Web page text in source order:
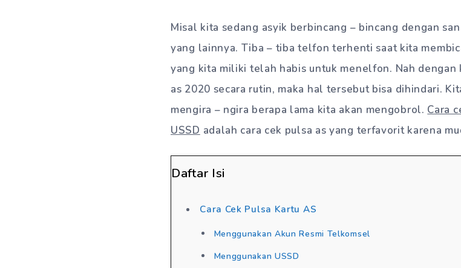
Misal kita sedang asyik berbincang – bincang dengan
yang lainnya. Tiba – tiba telfon terhenti saat kita
yang kita miliki telah habis untuk menelfon. Nah
as 2020 secara rutin, maka hal tersebut bisa dihindari.
mengira – ngira berapa lama kita akan mengobrol. Cara
USSD adalah cara cek pulsa as yang terfavorit karena
Daftar Isi
Cara Cek Pulsa Kartu AS
Menggunakan Akun Resmi Telkomsel
Menggunakan USSD